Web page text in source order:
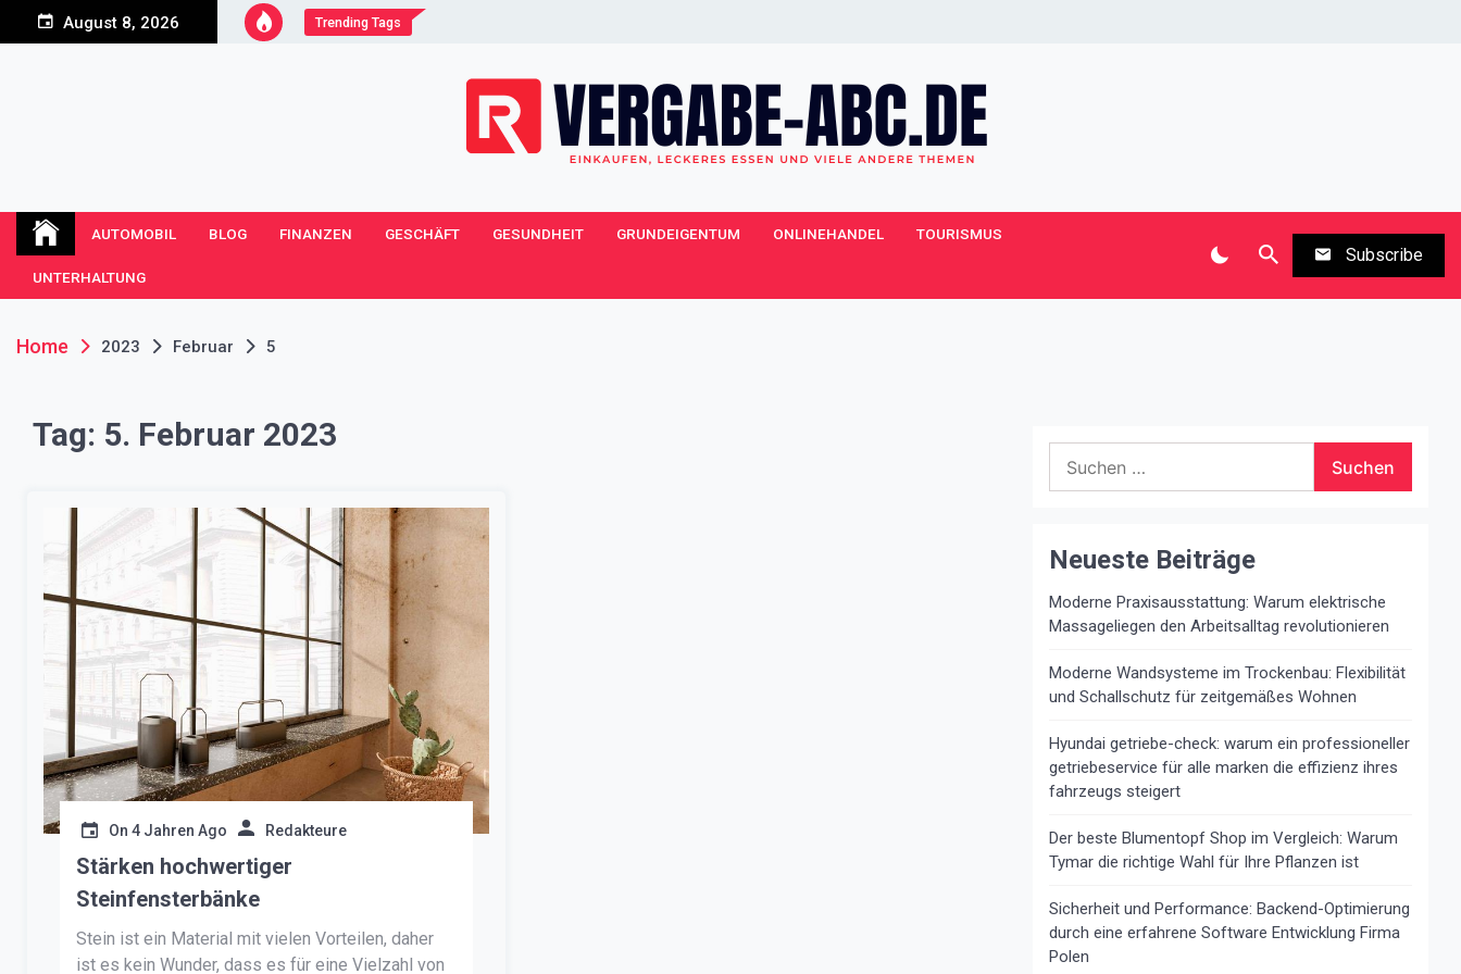
August 8, 2026 Trending Tags
Vergabe-abc.de Blog
AUTOMOBIL BLOG FINANZEN GESCHÄFT GESUNDHEIT GRUNDEIGENTUM ONLINEHANDEL TOURISMUS
UNTERHALTUNG
Subscribe
Home 2023 Februar 5
Tag: 5. Februar 2023
On 4 Jahren Ago Redakteure
Stärken hochwertiger
Steinfensterbänke
Stein ist ein Material mit vielen Vorteilen, daher
ist es kein Wunder, dass es für eine Vielzahl von
nach:
Neueste Beiträge
Moderne Praxisausstattung: Warum elektrische
Massageliegen den Arbeitsalltag revolutionieren
Moderne Wandsysteme im Trockenbau: Flexibilität
und Schallschutz für zeitgemäßes Wohnen
Hyundai getriebe-check: warum ein professioneller
getriebeservice für alle marken die effizienz ihres
fahrzeugs steigert
Der beste Blumentopf Shop im Vergleich: Warum
Tymar die richtige Wahl für Ihre Pflanzen ist
Sicherheit und Performance: Backend-Optimierung
durch eine erfahrene Software Entwicklung Firma
Polen